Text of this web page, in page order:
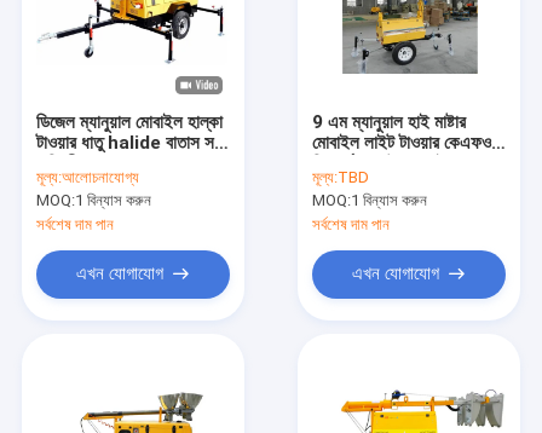
ডিজেল ম্যানুয়াল মোবাইল হাল্কা
টাওয়ার ধাতু halide বাতাস সঙ্গে
মূল্য:আলোচনাযোগ্য
MOQ:1 বিন্যাস করুন
সর্বশেষ দাম পান
এখন যোগাযোগ
9 এম ম্যানুয়াল হাই মাষ্টার
মোবাইল লাইট টাওয়ার কেএফও
সাথে
মূল্য:TBD
MOQ:1 বিন্যাস করুন
সর্বশেষ দাম পান
এখন যোগাযোগ